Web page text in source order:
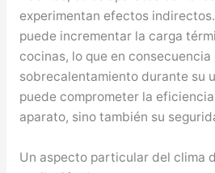
experimentan efectos
puede incrementar la carga
cocinas, lo que en
sobrecalentamiento durante su
puede comprometer la
aparato, sino también su
Un aspecto particular del clima